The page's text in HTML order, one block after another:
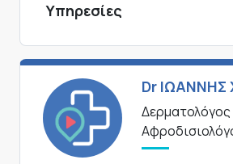
Υπηρεσίες
Dr ΙΩΑΝΝΗΣ
Δερματολόγος